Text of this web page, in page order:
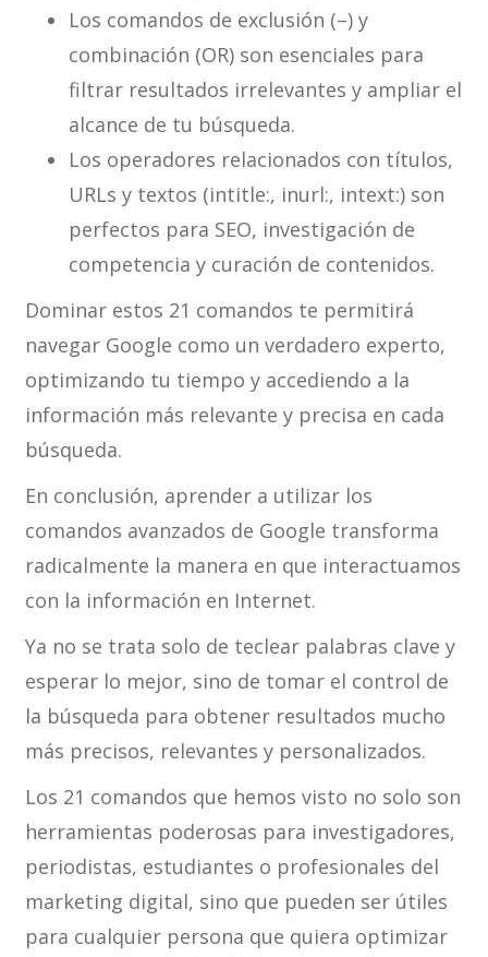
Los comandos de exclusión (–) y
combinación (OR) son esenciales para
filtrar resultados irrelevantes y ampliar el
alcance de tu búsqueda.
Los operadores relacionados con títulos,
URLs y textos (intitle:, inurl:, intext:) son
perfectos para SEO, investigación de
competencia y curación de contenidos.
Dominar estos 21 comandos te permitirá
navegar Google como un verdadero experto,
optimizando tu tiempo y accediendo a la
información más relevante y precisa en cada
búsqueda.
En conclusión, aprender a utilizar los
comandos avanzados de Google transforma
radicalmente la manera en que interactuamos
con la información en Internet.
Ya no se trata solo de teclear palabras clave y
esperar lo mejor, sino de tomar el control de
la búsqueda para obtener resultados mucho
más precisos, relevantes y personalizados.
Los 21 comandos que hemos visto no solo son
herramientas poderosas para investigadores,
periodistas, estudiantes o profesionales del
marketing digital, sino que pueden ser útiles
para cualquier persona que quiera optimizar